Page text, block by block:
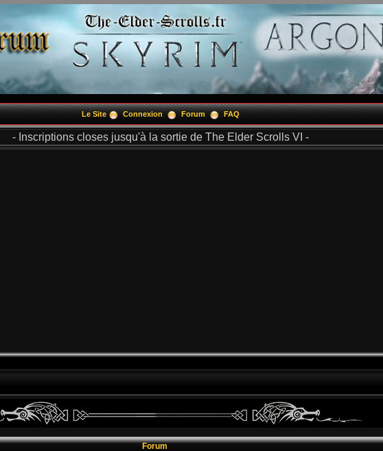
Le Site Connexion Forum FAQ
- Inscriptions closes jusqu'à la sortie de The Elder Scrolls VI -
Forum